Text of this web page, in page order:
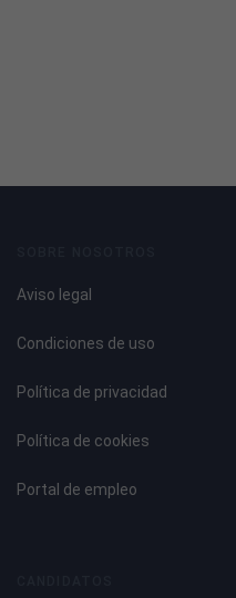
Aviso legal
Condiciones de uso
Política de privacidad
Política de cookies
Portal de empleo